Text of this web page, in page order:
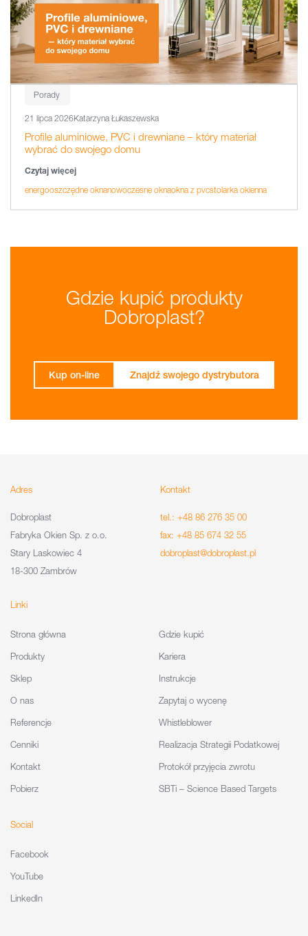
Porady
21 lipca 2026Katarzyna Łukaszewska
Profile aluminiowe, PVC i drewniane – który materiał
wybrać do swojego domu
Czytaj więcej
energooszczędne oknanowoczesne oknaokna z pvcstolarka okienna
Gdzie kupić produkty
Dobroplast?
Kup on-line Znajdź swojego dystrybutora
Adres
Dobroplast
Fabryka Okien Sp. z o.o.
Stary Laskowiec 4
18-300 Zambrów
Kontakt
tel.: +48 86 276 35 00
fax: +48 85 674 32 55
dobroplast@dobroplast.pl
Linki
Strona główna
Produkty
Sklep
O nas
Referencje
Cenniki
Kontakt
Pobierz
Gdzie kupić
Kariera
Instrukcje
Zapytaj o wycenę
Whistleblower
Realizacja Strategii Podatkowej
Protokół przyjęcia zwrotu
SBTi – Science Based Targets
Social
Facebook
YouTube
LinkedIn